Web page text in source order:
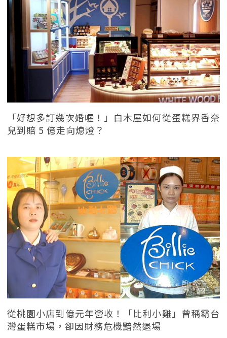
「好想多訂幾次婚喔！」白木屋如何從蛋糕界香奈
兒到賠 5 億走向熄燈？
從桃園小店到億元年營收！「比利小雞」曾稱霸台
灣蛋糕市場，卻因財務危機黯然退場